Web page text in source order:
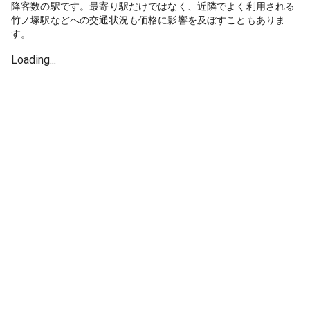
降客数の駅です。最寄り駅だけではなく、近隣でよく利用される
竹ノ塚駅などへの交通状況も価格に影響を及ぼすこともありま
す。
Loading...